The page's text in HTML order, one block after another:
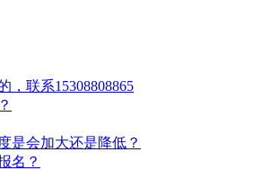
，联系15308808865
是会加大还是降低？
名？